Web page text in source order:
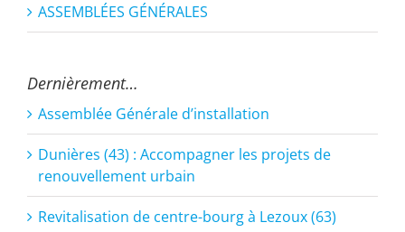
ASSEMBLÉES GÉNÉRALES
Dernièrement…
Assemblée Générale d’installation
Dunières (43) : Accompagner les projets de
renouvellement urbain
Revitalisation de centre-bourg à Lezoux (63)